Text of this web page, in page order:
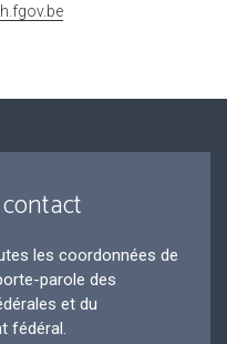
les coordonnées de
parole des
et du
fédéral.